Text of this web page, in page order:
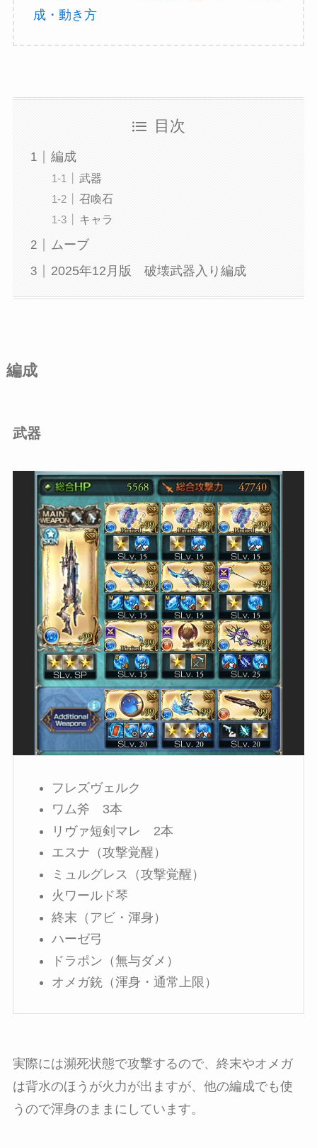
成・動き方
目次
編成
武器
召喚石
キャラ
ムーブ
2025年12月版 破壊武器入り編成
編成
武器
フレズヴェルク
ワム斧 3本
リヴァ短剣マレ 2本
エスナ（攻撃覚醒）
ミュルグレス（攻撃覚醒）
火ワールド琴
終末（アビ・渾身）
ハーゼ弓
ドラポン（無与ダメ）
オメガ銃（渾身・通常上限）
実際には瀕死状態で攻撃するので、終末やオメガ
は背水のほうが火力が出ますが、他の編成でも使
うので渾身のままにしています。